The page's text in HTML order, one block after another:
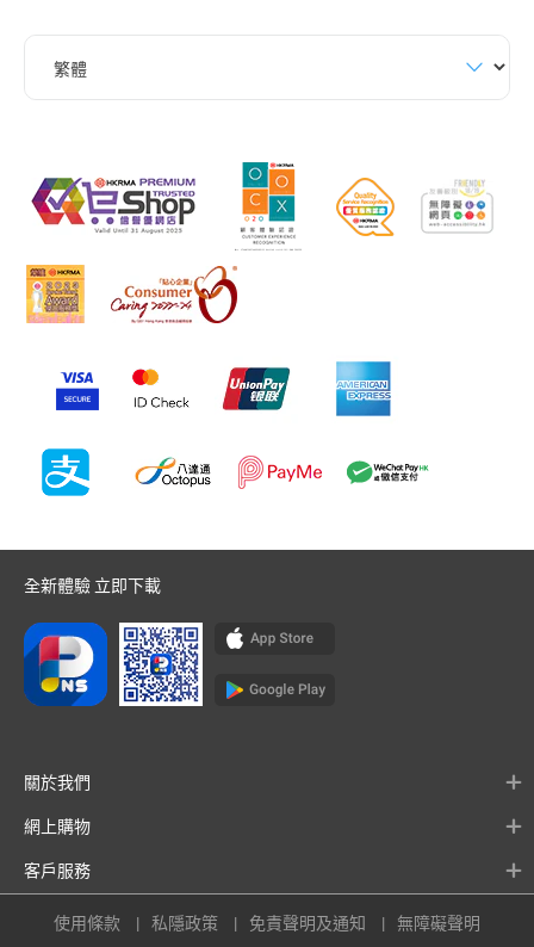
全新體驗 立即下載
關於我們
網上購物
客戶服務
使用條款 私隱政策 免責聲明及通知 無障礙聲明